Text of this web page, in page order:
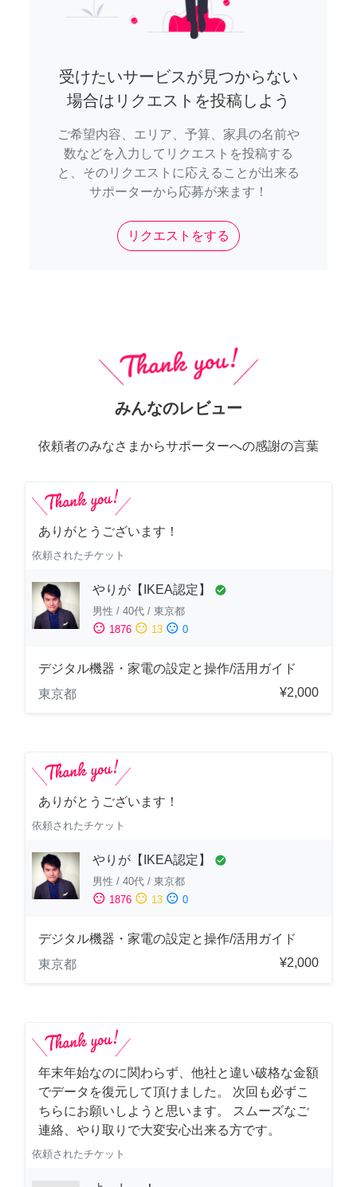
受けたいサービスが見つからない
場合はリクエストを投稿しよう
ご希望内容、エリア、予算、家具の名前や
数などを入力してリクエストを投稿する
と、そのリクエストに応えることが出来る
サポーターから応募が来ます！
リクエストをする
みんなのレビュー
依頼者のみなさまからサポーターへの感謝の言葉
ありがとうございます！
依頼されたチケット
やりが【IKEA認定】 check_circle
男性 / 40代 / 東京都
sentiment_satisfied 1876 sentiment_neutral 13 sentiment_dissatisfied 0
デジタル機器・家電の設定と操作/活用ガイド
東京都
¥2,000
ありがとうございます！
依頼されたチケット
やりが【IKEA認定】 check_circle
男性 / 40代 / 東京都
sentiment_satisfied 1876 sentiment_neutral 13 sentiment_dissatisfied 0
デジタル機器・家電の設定と操作/活用ガイド
東京都
¥2,000
年末年始なのに関わらず、他社と違い破格な金額
でデータを復元して頂けました。 次回も必ずこ
ちらにお願いしようと思います。 スムーズなご
連絡、やり取りで大変安心出来る方です。
依頼されたチケット